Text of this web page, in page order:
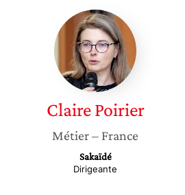
Claire
Poirier
Claire Poirier
Métier– France
Sakaïdé
Dirigeante